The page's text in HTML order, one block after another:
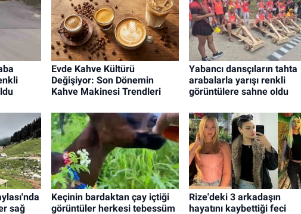
Evde Kahve Kültürü
Değişiyor: Son Dönemin
Kahve Makinesi Trendleri
Yabancı dansçıların tahta
arabalarla yarışı renkli
görüntülere sahne oldu
sağ
Keçinin bardaktan çay içtiği
görüntüler herkesi tebessüm
Rize'deki 3 arkadaşın
hayatını kaybettiği feci